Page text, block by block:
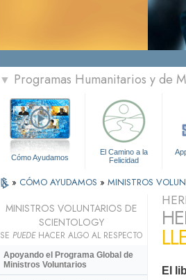
▼ Programas Humanitarios y de
Cómo Ayudamos
El Camino a la
Felicidad
» CÓMO AYUDAMOS » MINISTROS
El
MINISTROS VOLUNTARIOS DE
SCIENTOLOGY
SE PUEDEHACER ALGO AL RESPECTO
Apoyando el Programa Global de
Ministros Voluntarios